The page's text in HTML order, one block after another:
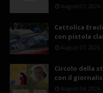
August 07, 2026
Cattolica
con pistola
August 07, 2026
Circolo della
con il
August 04, 2026